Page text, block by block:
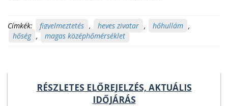
Címkék: figyelmeztetés , heves zivatar , hőhullám ,
hőség , magas középhőmérséklet
RÉSZLETES ELŐREJELZÉS, AKTUÁLIS
IDŐJÁRÁS